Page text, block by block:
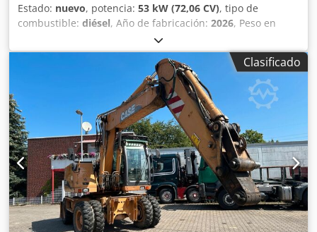
Estado: nuevo, potencia: 53 kW (72,06 CV), tipo de
combustible: diésel, Año de fabricación: 2026, Peso en
vacío: 9.780 kg. Csdpfxszrrw Aj Aidjrf Póngase en contacto
con el departamento de ventas de KEY-TEC para obtener
Clasificado